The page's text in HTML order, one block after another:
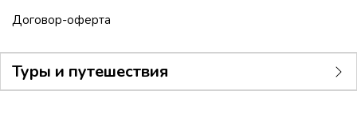
Договор-оферта
Туры и путешествия